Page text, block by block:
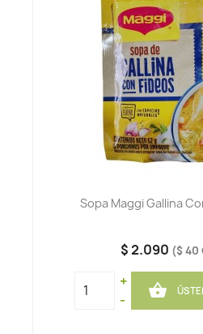
Sopa Maggi Gallina
$ 2.090 ($ 40
+
-
